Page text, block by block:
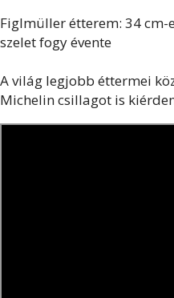
Figlmüller étterem: 34 cm-
szelet fogy évente
A világ legjobb éttermei
Michelin csillagot is